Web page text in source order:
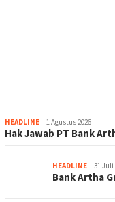
HEADLINE 1 Agustus 2026
Hak Jawab PT Bank
HEADLINE 31 Juli
Bank Artha